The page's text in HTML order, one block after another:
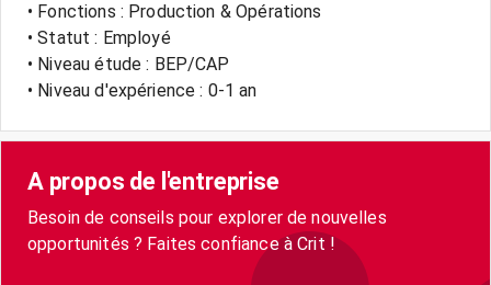
• Fonctions : Production & Opérations
• Statut : Employé
• Niveau étude : BEP/CAP
• Niveau d'expérience : 0-1 an
A propos de l'entreprise
Besoin de conseils pour explorer de nouvelles
opportunités ? Faites confiance à Crit !